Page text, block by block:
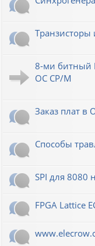
Транзисторы
8-ми битный
ОС СР/М
Заказ плат
Способы
SPI для 8080
FPGA Lattice